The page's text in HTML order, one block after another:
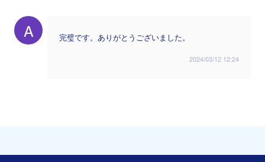
A 完璧です。ありがとうございました。
2024/03/12 12:24